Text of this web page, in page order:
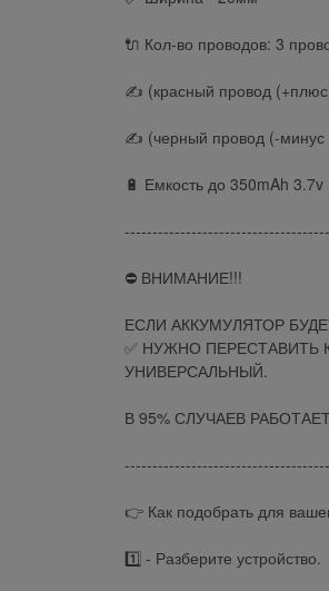
🔌 Кол-во проводов: 3
✍ (красный провод
✍ (черный провод (-минус
🔋 Емкость до 350mAh 3.7v
⛔ ВНИМАНИЕ!!!
ЕСЛИ АККУМУЛЯТОР
✅ НУЖНО ПЕРЕСТАВИТЬ
УНИВЕРСАЛЬНЫЙ.
В 95% СЛУЧАЕВ
👉 Как подобрать для
1️⃣ - Разберите устройство.